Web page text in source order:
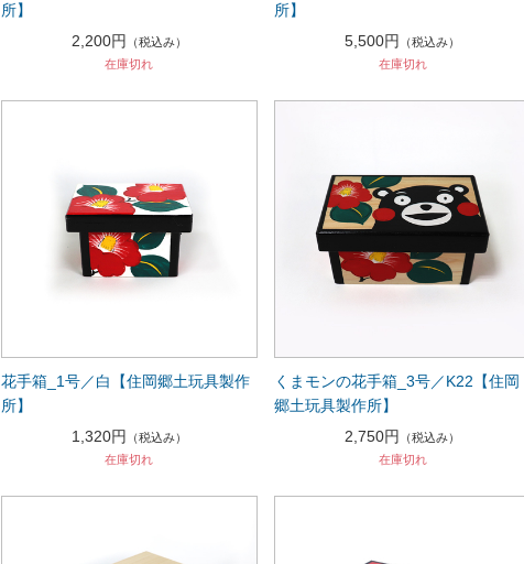
所】
2,200円
（税込み）
在庫切れ
所】
5,500円
（税込み）
在庫切れ
花手箱_1号／白【住岡郷土玩具製作
所】
1,320円
（税込み）
在庫切れ
くまモンの花手箱_3号／K22【住岡
郷土玩具製作所】
2,750円
（税込み）
在庫切れ